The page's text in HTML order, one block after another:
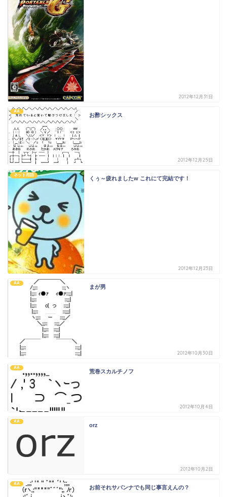
2012年12月31日
AA
お酢シックス
2012年12月25日
ネット用語
くぅ～疲れましたw これにて完結です！
2012年12月23日
AA
まが男
2012年10月30日
AA
荒巻スカルチノフ
2012年10月4日
AA
orz
2012年10月2日
AA
お前それサバンナでも同じ事言えんの？